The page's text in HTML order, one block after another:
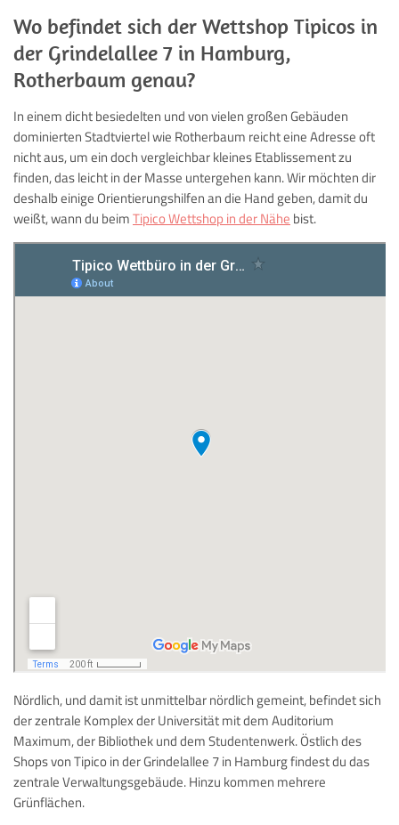
Wo befindet sich der Wettshop Tipicos in
der Grindelallee 7 in Hamburg,
Rotherbaum genau?
In einem dicht besiedelten und von vielen großen Gebäuden
dominierten Stadtviertel wie Rotherbaum reicht eine Adresse oft
nicht aus, um ein doch vergleichbar kleines Etablissement zu
finden, das leicht in der Masse untergehen kann. Wir möchten dir
deshalb einige Orientierungshilfen an die Hand geben, damit du
weißt, wann du beimTipico Wettshop in der Nähe bist.
Nördlich, und damit ist unmittelbar nördlich gemeint, befindet sich
der zentrale Komplex der Universität mit dem Auditorium
Maximum, der Bibliothek und dem Studentenwerk. Östlich des
Shops von Tipico in der Grindelallee 7 in Hamburg findest du das
zentrale Verwaltungsgebäude. Hinzu kommen mehrere
Grünflächen.